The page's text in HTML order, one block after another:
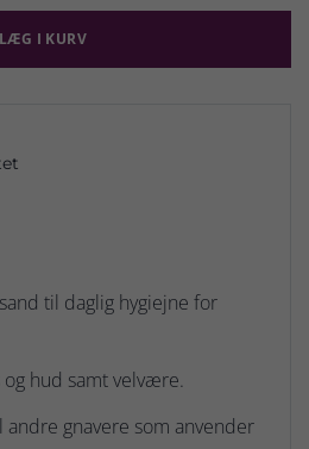
LÆG I KURV
til daglig hygiejne for
hud samt velvære.
andre gnavere som anvender